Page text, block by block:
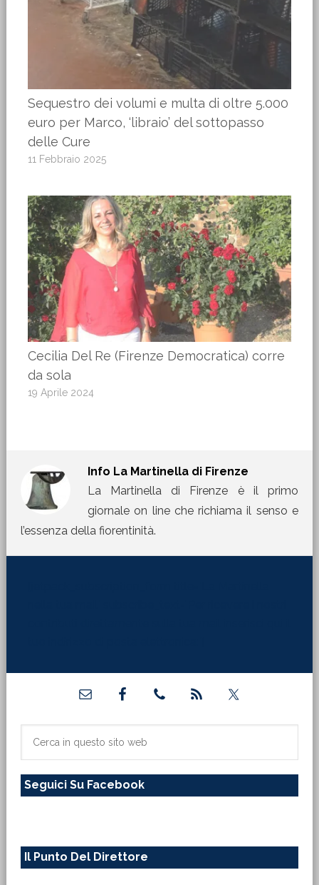
Sequestro dei volumi e multa di oltre 5.000
euro per Marco, ‘libraio’ del sottopasso
delle Cure
11 Febbraio 2025
Cecilia Del Re (Firenze Democratica) corre
da sola
19 Aprile 2024
Info La Martinella di Firenze
La Martinella di Firenze è il primo
giornale on line che richiama il senso e
l’essenza della fiorentinità.
primaria
sito
Seguici Su Facebook
Il Punto Del Direttore